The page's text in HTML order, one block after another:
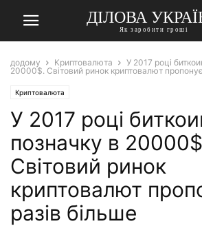
ДІЛОВА
Як заробити гроші
додому Криптовалюта
У 2017 році
20000$. Світовий ринок криптовалют
Криптовалюта
У 2017 році
позначку в
Світовий ринок
криптовалют
разів більше